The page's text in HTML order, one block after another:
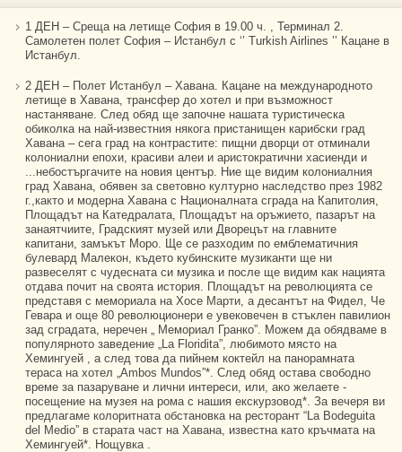
1 ДЕН – Среща на летище София в 19.00 ч. , Терминал 2.
Самолетен полет София – Истанбул с ‘’ Тurkish Airlines ’’ Кацане в
Истанбул.
2 ДЕН – Полет Истанбул – Хавана. Кацане на международното
летище в Хавана, трансфер до хотел и при възможност
настаняване. След обяд ще започне нашата туристическа
обиколка на най-известния някога пристанищен карибски град
Хавана – сега град на контрастите: пищни дворци от отминали
колониални епохи, красиви алеи и аристократични хасиенди и
...небостъргачите на новия център. Ние ще видим колониалния
град Хавана, обявен за световно културно наследство през 1982
г.,както и модерна Хавана с Националната сграда на Капитолия,
Площадът на Катедралата, Площадът на оръжието, пазарът на
занаятчиите, Градският музей или Дворецът на главните
капитани, замъкът Моро. Ще се разходим по емблематичния
булевард Малекон, където кубинските музиканти ще ни
развеселят с чудесната си музика и после ще видим как нацията
отдава почит на своята история. Площадът на революцията се
представя с мемориала на Хосе Марти, а десантът на Фидел, Че
Гевара и още 80 революционери е увековечен в стъклен павилион
зад сградата, неречен „ Мемориал Гранко”. Можем да обядваме в
популярното заведение „La Floridita”, любимото място на
Хемингуей , а след това да пийнем коктейл на панорамната
тераса на хотел „Ambos Mundos”*. След обяд остава свободно
време за пазаруване и лични интереси, или, ако желаете -
посещение на музея на рома с нашия екскурзовод*. За вечеря ви
предлагаме колоритната обстановка на ресторант “La Bodeguita
del Medio” в старата част на Хавана, известна като кръчмата на
Хемингуей*. Нощувка .